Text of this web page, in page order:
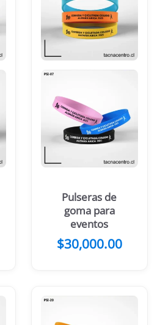
Pulseras de
goma para
eventos
$30,000.00